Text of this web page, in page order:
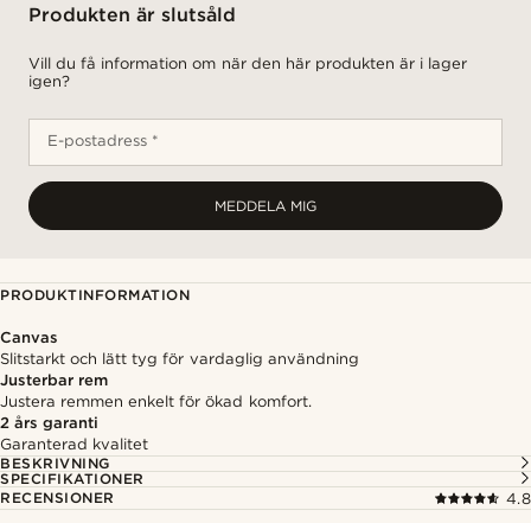
Produkten är slutsåld
Vill du få information om när den här produkten är i lager
igen?
E-postadress *
MEDDELA MIG
PRODUKTINFORMATION
Canvas
Slitstarkt och lätt tyg för vardaglig användning
Justerbar rem
Justera remmen enkelt för ökad komfort.
2 års garanti
Garanterad kvalitet
BESKRIVNING
SPECIFIKATIONER
RECENSIONER
4.8